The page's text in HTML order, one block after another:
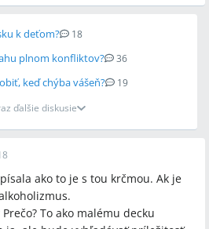
k deťom? 18
plnom konfliktov? 36
keď chýba vášeň?
19
ďalšie diskusie
ako to je s tou krčmou. Ak je
To ako malému decku